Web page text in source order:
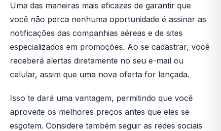
Uma das maneiras mais eficazes de garantir que
você não perca nenhuma oportunidade é assinar as
notificações das companhias aéreas e de sites
especializados em promoções. Ao se cadastrar, você
receberá alertas diretamente no seu e-mail ou
celular, assim que uma nova oferta for lançada.
Isso te dará uma vantagem, permitindo que você
aproveite os melhores preços antes que eles se
esgotem. Considere também seguir as redes sociais